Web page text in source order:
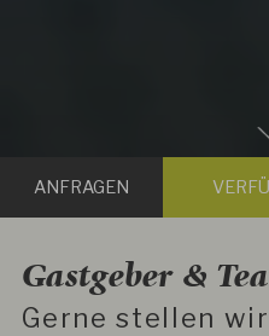
Anfragen
Gastgeber &
Gerne stellen